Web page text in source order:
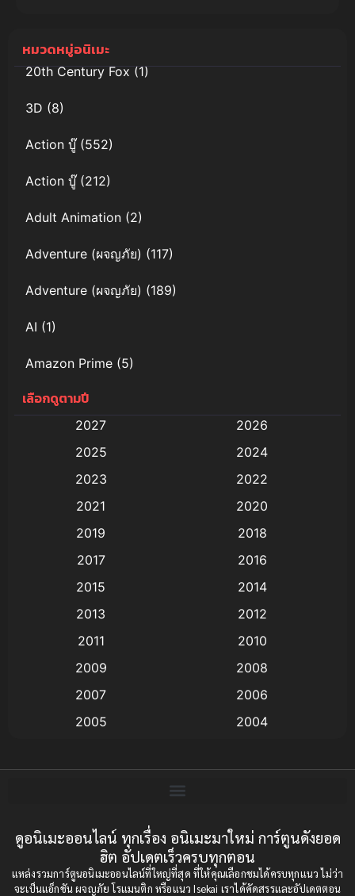
หมวดหมู่อนิเมะ
20th Century Fox(1)
3D (8)
Action บู๊(552)
Action บู๊(212)
Adult Animation (2)
Adventure (ผจญภัย) (117)
Adventure (ผจญภัย) (189)
AI (1)
Amazon Prime (5)
Anal (ประตูหลัง)
Animation การ์ตูน
Animation อนิเมะ
Animation แอนิเมชัน
(9)
Big tits (นมใหญ่)
Bitch (ผู้หญิงร่าน)
Bondage (ทาส)(1)
boys love(1)
เลือกดูตามปี
2027
2026
2025
2024
2023
2022
2021
2020
2019
2018
2017
2016
2015
2014
2013
2012
2011
2010
2009
2008
2007
2006
2005
2004
2001
2000
1997
1996
1993
1992
1991
1990
ดูอนิเมะออนไลน์ ทุกเรื่อง อนิเมะมาใหม่ การ์ตูนดังยอด
ฮิต อัปเดตเร็วครบทุกตอน
แหล่งรวมการ์ตูนอนิเมะออนไลน์ที่ใหญ่ที่สุด ที่ให้คุณเลือกชมได้ครบทุกแนว ไม่ว่า
จะเป็นแอ็กชัน ผจญภัย โรแมนติก หรือแนว Isekai เราได้คัดสรรและอัปเดตตอน